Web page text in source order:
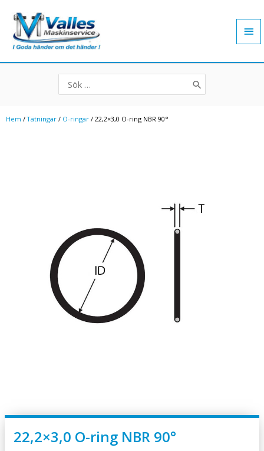
innehåll
Search
for:
Hem /Tätningar / O-ringar / 22,2×3,0 O-ring NBR 90°
22,2×3,0 O-ring NBR 90°